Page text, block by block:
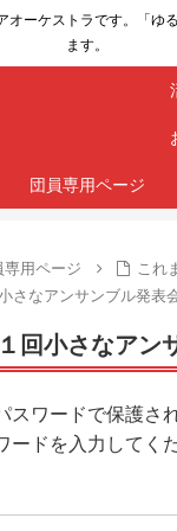
オーケストラです。「ゆ
ます。
団員専用ページ
専用ページ
これ
さなアンサンブル発表
回小さなアン
スワードで保護さ
ードを入力してく